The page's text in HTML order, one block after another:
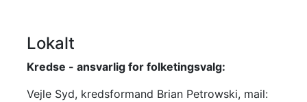
Lokalt
Kredse - ansvarlig for folketingsvalg:
Vejle Syd, kredsformand Brian Petrowski, mail: